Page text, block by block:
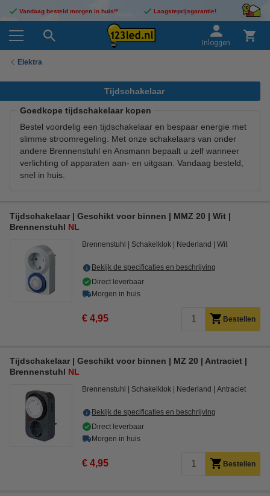
Vandaag besteld morgen in huis!* Laagsteprijsgarantie!
Inloggen
Elektra
Tijdschakelaar
Goedkope tijdschakelaar kopen
Bestel voordelig een tijdschakelaar en bespaar energie met
slimme stroomregeling. Met onze schakelaars van onder
andere Brennenstuhl en Ansmann bepaalt u zelf wanneer
verlichting of apparaten aan- en uitgaan. Vandaag besteld,
snel in huis.
Tijdschakelaar | Geschikt voor binnen | MMZ 20 | Wit |
Brennenstuhl NL
Brennenstuhl Schakelklok Nederland Wit
Bekijk de specificaties en beschrijving
Direct leverbaar
Morgen in huis
€ 4,95 Bestellen
Tijdschakelaar | Geschikt voor binnen | MZ 20 | Antraciet |
Brennenstuhl NL
Brennenstuhl Schakelklok Nederland Antraciet
Bekijk de specificaties en beschrijving
Direct leverbaar
Morgen in huis
€ 4,95 Bestellen